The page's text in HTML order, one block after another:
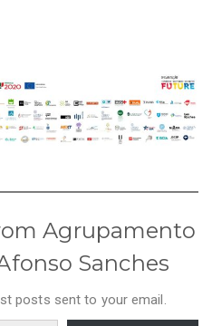
Agrupamento
Sanches
posts sent to your email.